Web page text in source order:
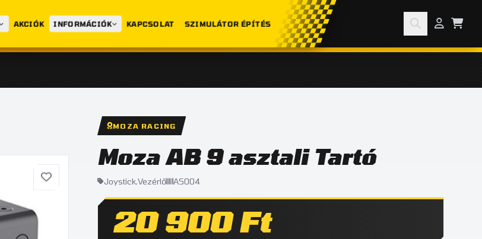
AKCIÓK INFORMÁCIÓK KAPCSOLAT SZIMULÁTOR ÉPÍTÉS
MOZA RACING
Moza AB 9 asztali Tartó
Joystick,Vezérlő AS004
20 900 Ft